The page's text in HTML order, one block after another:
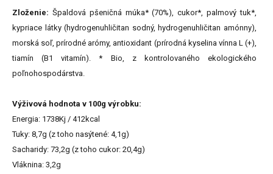
Zloženie: Špaldová pšeničná múka* (70%), cukor*, palmový tuk*,
kypriace látky (hydrogenuhličitan sodný, hydrogenuhličitan amónny),
morská soľ, prírodné arómy, antioxidant (prírodná kyselina vínna L (+),
tiamín (B1 vitamín). * Bio, z kontrolovaného ekologického
poľnohospodárstva.
Výživová hodnota v 100g výrobku:
Energia: 1738Kj / 412kcal
Tuky: 8,7g (z toho nasýtené: 4,1g)
Sacharidy: 73,2g (z toho cukor: 20,4g)
Vláknina: 3,2g